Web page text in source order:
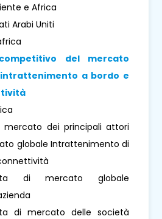
e Africa
Arabi Uniti
del mercato
a bordo e
mercato dei principali attori
globale Intrattenimento di
di mercato globale
di mercato delle società